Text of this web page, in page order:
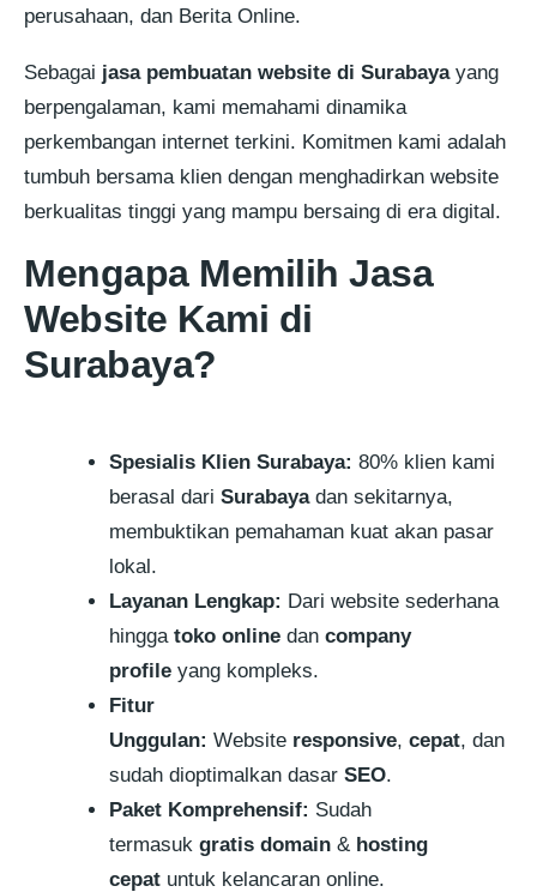
perusahaan, dan Berita Online.
Sebagai jasa pembuatan website di Surabayayang
berpengalaman, kami memahami dinamika
perkembangan internet terkini. Komitmen kami adalah
tumbuh bersama klien dengan menghadirkan website
berkualitas tinggi yang mampu bersaing di era digital.
Mengapa Memilih Jasa
Website Kami di
Surabaya?
Spesialis Klien Surabaya: 80% klien kami
berasal dari Surabayadan sekitarnya,
membuktikan pemahaman kuat akan pasar
lokal.
Layanan Lengkap: Dari website sederhana
hingga toko online dan company
profile yang kompleks.
Fitur
Unggulan: Website responsive, cepat, dan
sudah dioptimalkan dasar SEO.
Paket Komprehensif: Sudah
termasuk gratis domain & hosting
cepat untuk kelancaran online.